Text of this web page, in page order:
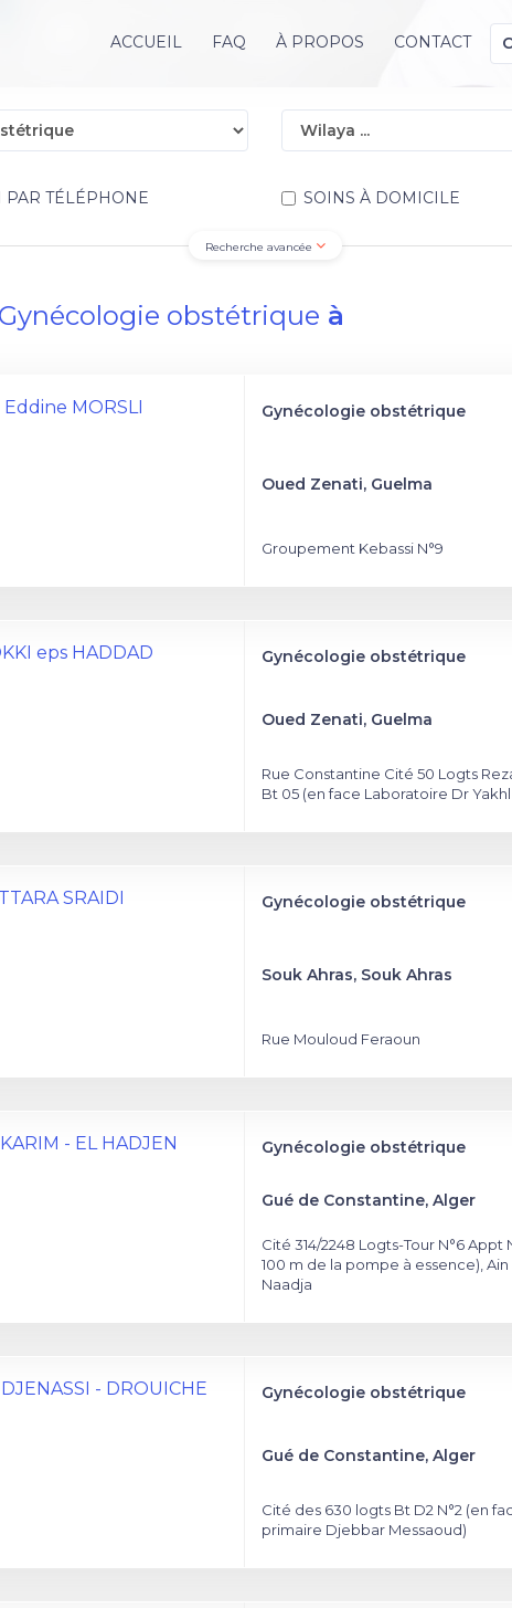
ACCUEIL FAQ À PROPOS CONTACT
PAR TÉLÉPHONE SOINS À DOMICILE
Recherche avancée
Gynécologie obstétrique à
Eddine MORSLI Gynécologie obstétrique
Oued Zenati, Guelma
Groupement Kebassi N°9
eps HADDAD Gynécologie obstétrique
Oued Zenati, Guelma
Rue Constantine Cité 50 Logts
Bt 05 (en face Laboratoire Dr
SRAIDI Gynécologie obstétrique
Souk Ahras, Souk Ahras
Rue Mouloud Feraoun
- EL HADJEN Gynécologie obstétrique
Gué de Constantine, Alger
Cité 314/2248 Logts-Tour N°6 Appt
100 m de la pompe à essence), Ain
Naadja
- DROUICHE Gynécologie obstétrique
Gué de Constantine, Alger
Cité des 630 logts Bt D2 N°2 (en
primaire Djebbar Messaoud)